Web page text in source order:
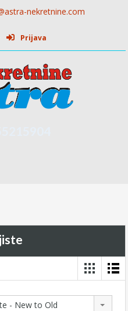
nekretnine.com
Prijava
- New to Old